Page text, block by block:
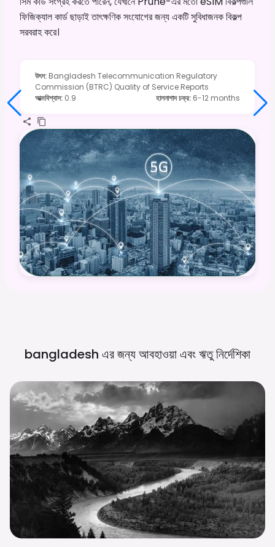
ফিজিক্যাল কার্ড ছাড়াই তাৎক্ষণিক সংযোগের জন্য একটি সুবিধাজনক বিকল্প
সরবরাহ করে।
উৎস: Bangladesh Telecommunication Regulatory
Commission (BTRC) Quality of Service Reports
আত্মবিশ্বাস: 0.9 হালনাগাদ চক্র: 6-12 months
bangladesh এর জন্য আবহাওয়া এবং ঋতুনির্দেশিকা